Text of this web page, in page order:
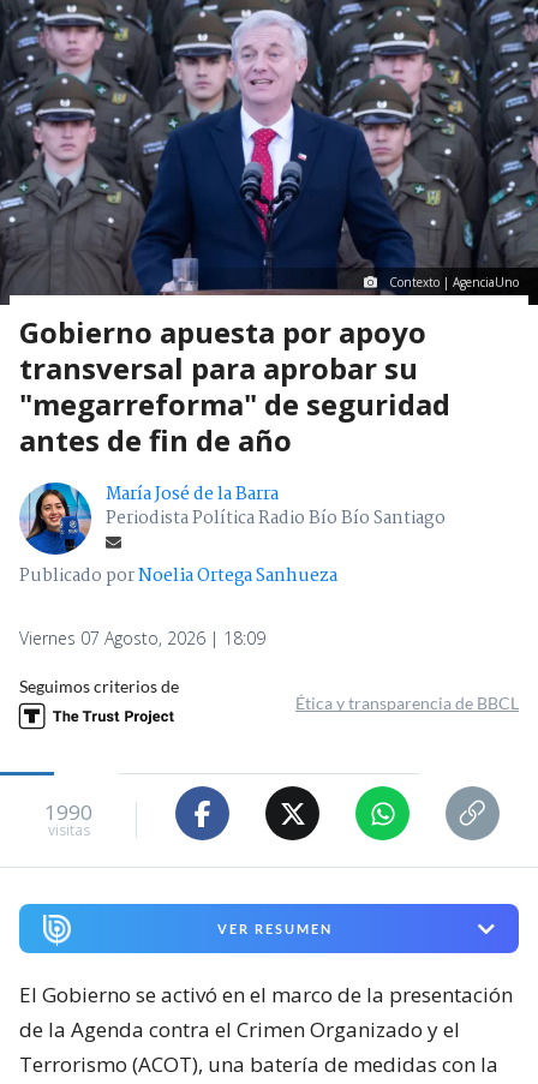
Contexto | AgenciaUno
Gobierno apuesta por apoyo
transversal para aprobar su
"megarreforma" de seguridad
antes de fin de año
María José de la Barra
Periodista Política Radio Bío Bío Santiago
Publicado porNoelia Ortega Sanhueza
Viernes 07 Agosto, 2026 | 18:09
Seguimos criterios de
Ética y transparencia de BBCL
1990
visitas
VER RESUMEN
El Gobierno se activó en el marco de la presentación
de la Agenda contra el Crimen Organizado y el
Terrorismo (ACOT), una batería de medidas con la